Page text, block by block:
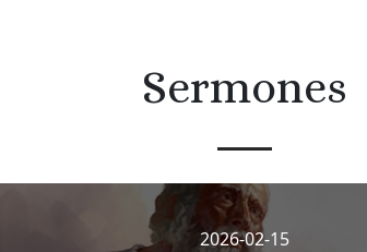
Sermones
2026-02-15